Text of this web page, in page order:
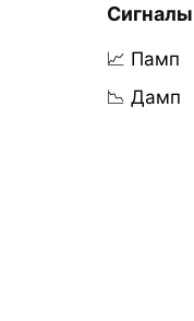
Сигналы
📈 Памп
📉 Дамп